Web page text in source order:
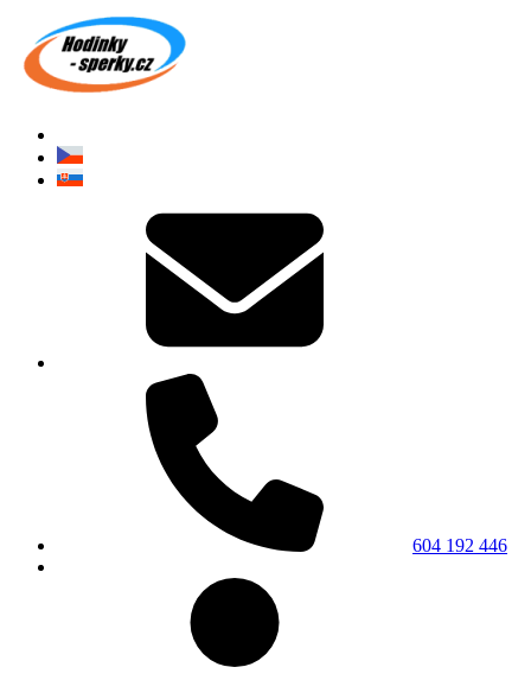
604 192 446